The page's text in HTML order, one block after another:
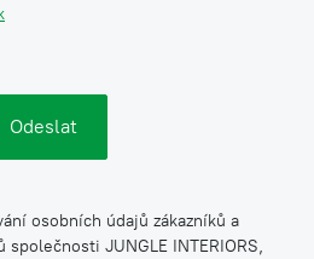
osobních údajů zákazníků a
JUNGLE INTERIORS,